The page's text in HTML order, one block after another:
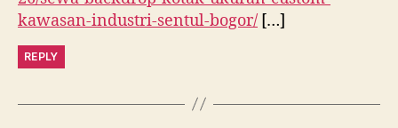
kawasan-industri-sentul-bogor/ […]
REPLY